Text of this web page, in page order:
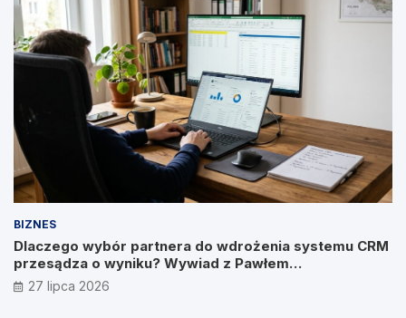
BIZNES
Dlaczego wybór partnera do wdrożenia systemu CRM
przesądza o wyniku? Wywiad z Pawłem
Prymakowskim, CEO IT Vision
27 lipca 2026